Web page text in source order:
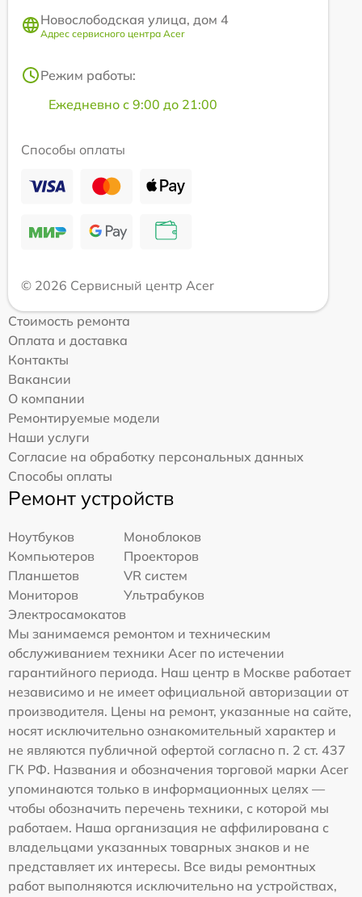
Новослободская улица, дом 4
Адрес сервисного центра Acer
Режим работы:
Ежедневно с 9:00 до 21:00
Способы оплаты
© 2026 Сервисный центр Acer
Стоимость ремонта
Оплата и доставка
Контакты
Вакансии
О компании
Ремонтируемые модели
Наши услуги
Согласие на обработку персональных данных
Способы оплаты
Ремонт устройств
Ноутбуков
Моноблоков
Компьютеров
Проекторов
Планшетов
VR систем
Мониторов
Ультрабуков
Электросамокатов
Мы занимаемся ремонтом и техническим
обслуживанием техники Acer по истечении
гарантийного периода. Наш центр в Москве работает
независимо и не имеет официальной авторизации от
производителя. Цены на ремонт, указанные на сайте,
носят исключительно ознакомительный характер и
не являются публичной офертой согласно п. 2 ст. 437
ГК РФ. Названия и обозначения торговой марки Acer
упоминаются только в информационных целях —
чтобы обозначить перечень техники, с которой мы
работаем. Наша организация не аффилирована с
владельцами указанных товарных знаков и не
представляет их интересы. Все виды ремонтных
работ выполняются исключительно на устройствах,